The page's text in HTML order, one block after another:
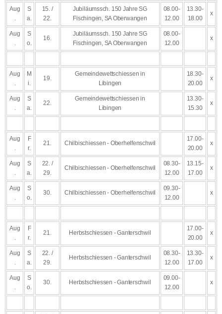
Aug
.
S
a.
15. /
22.
Jubiläumssch. 150 Jahre SG
Fischingen, SA Oberwangen
08.00-
12.00
13.30-
18.00
x
Aug
.
S
o.
16.
Jubiläumssch. 150 Jahre SG
Fischingen, SA Oberwangen
08.00-
12.00
x
Aug
.
M
i.
19.
Gemeindewettschiessen in
Libingen
18.30-
20.00
x
Aug
.
S
a.
22.
Gemeindewettschiessen in
Libingen
13.30-
15.30
x
Aug
.
F
r.
21. Chilbischiessen - Oberhelfenschwil
17.00-
20.00
x
Aug
.
S
a.
22. /
29.
Chilbischiessen - Oberhelfenschwil
08.30-
12.00
13.15-
17.00
x
Aug
.
S
o.
30. Chilbischiessen - Oberhelfenschwil
09.30-
12.00
x
Aug
.
F
r.
21. Herbstschiessen - Ganterschwil
17.00-
20.00
x
Aug
.
S
a.
22. /
29.
Herbstschiessen - Ganterschwil
08.30-
12.00
13.30-
17.00
x
Aug
.
S
o.
30. Herbstschiessen - Ganterschwil
09.00-
12.00
x